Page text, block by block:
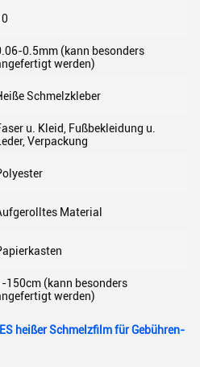
0.5mm (kann besonders
werden)
Schmelzkleber
u. Kleid, Fußbekleidung u.
Verpackung
Material
150cm (kann besonders
werden)
heißer Schmelzfilm für Gebühren-